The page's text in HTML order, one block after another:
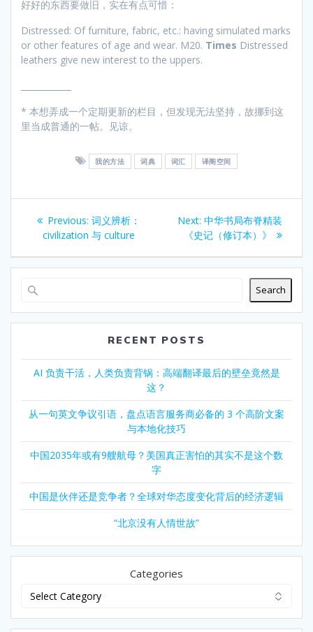
好好的东西要做旧，实在有点可惜：
Distressed: Of furniture, fabric, etc.: having simulated marks
or other features of age and wear. M20. Times Distressed
leathers give new interest to the uppers.
* 本想弄成一个定期更新的栏目，但发现无法坚持，故挪到这
里当成普通的一帖。见谅。
我的方法 词典 词汇 译阁空间
Post
navigation
Previous: Previous
post:
词义辨析：
civilization 与 culture
Next: Next
post:
中华书局布脊精装
《史记（修订本）》
Search
RECENT POSTS
AI 负责干活，人类负责背锅：高端翻译最后的壁垒竟然是
这？
从一句英文争议引语，盘点语言服务商必备的 3 个高阶文案
与本地化技巧
中国2035年或有9艘航母？美国真正害怕的其实不是这个数
字
中国是伙伴还是竞争者？全球对华态度变化背后的经济逻辑
“北京没有人情世故”
Categories